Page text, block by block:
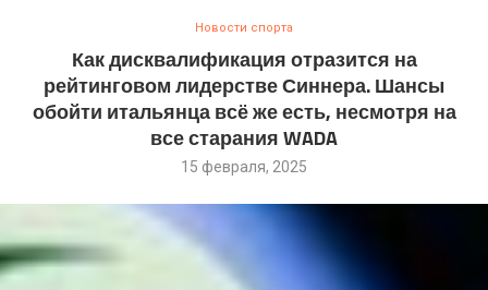
Новости спорта
Как дисквалификация отразится на
рейтинговом лидерстве Синнера. Шансы
обойти итальянца всё же есть, несмотря на
все старания WADA
15 февраля, 2025